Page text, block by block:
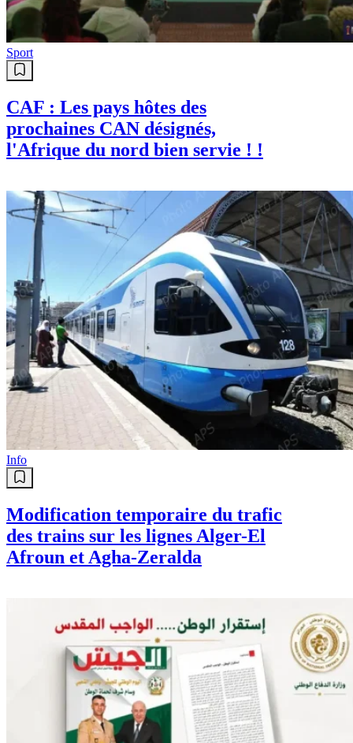
Sport
CAF : Les pays hôtes des
prochaines CAN désignés,
l'Afrique du nord bien servie ! !
Info
Modification temporaire du trafic
des trains sur les lignes Alger-El
Afroun et Agha-Zeralda